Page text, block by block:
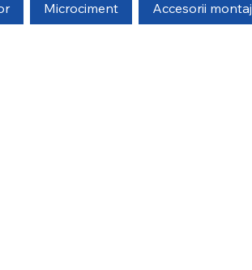
Microciment Accesorii montaj